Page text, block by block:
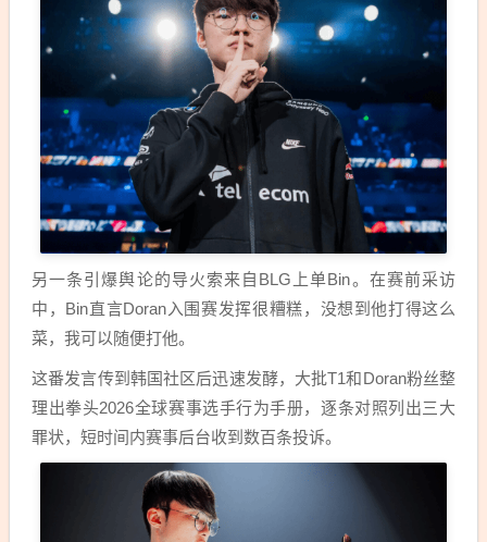
另一条引爆舆论的导火索来自BLG上单Bin。在赛前采访
中，Bin直言Doran入围赛发挥很糟糕，没想到他打得这么
菜，我可以随便打他。
这番发言传到韩国社区后迅速发酵，大批T1和Doran粉丝整
理出拳头2026全球赛事选手行为手册，逐条对照列出三大
罪状，短时间内赛事后台收到数百条投诉。